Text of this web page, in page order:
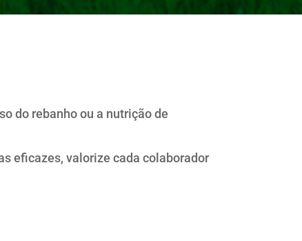
do rebanho ou a nutrição de
eficazes, valorize cada colaborador